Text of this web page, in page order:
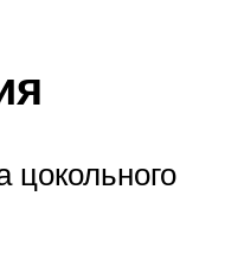
цокольного